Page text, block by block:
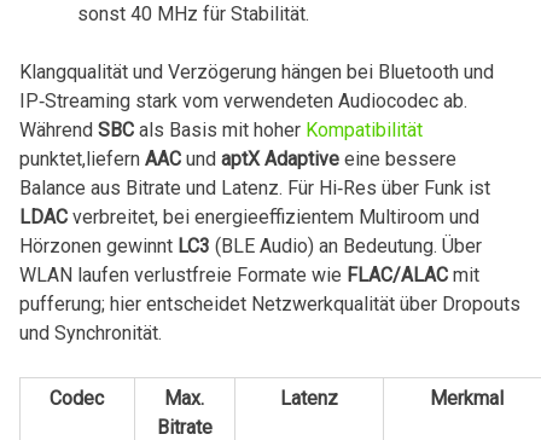
sonst 40 MHz für Stabilität.
Klangqualität und Verzögerung hängen bei Bluetooth und
IP‑Streaming stark⁤ vom verwendeten Audiocodec‍ ab.
Während SBCals‌ Basis mit hoher ‍ Kompatibilität
punktet,liefern⁢ AACund aptX⁢ Adaptiveeine ​bessere
Balance aus Bitrate und Latenz. ‌Für Hi‑Res über Funk‍ ist
LDACverbreitet, ⁣bei energieeffizientem Multiroom⁢ und
Hörzonen gewinnt LC3 ​(BLE Audio) an Bedeutung. Über
WLAN laufen‌ verlustfreie Formate wie‍ FLAC/ALACmit
pufferung; hier entscheidet Netzwerkqualität ⁢über Dropouts
und Synchronität.
Codec
Max.
⁤Bitrate
Latenz Merkmal